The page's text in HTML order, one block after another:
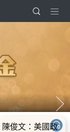
陳俊文：美國政